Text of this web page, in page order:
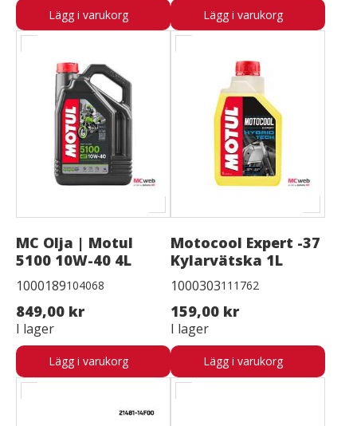
Lägg i varukorg Lägg i varukorg
MC Olja | Motul
5100 10W-40 4L
1000189104068
849,00 kr
I lager
Lägg i varukorg
Motocool Expert -37
Kylarvätska 1L
1000303111762
159,00 kr
I lager
Lägg i varukorg